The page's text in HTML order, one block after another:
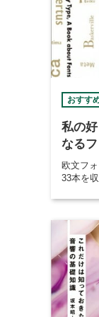
おすす
私の
なる
欧文フ
33本を